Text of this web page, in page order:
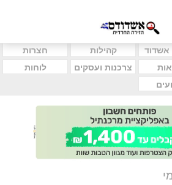
אשדוד קהילות
חצרות
צרכנות ועסקים
לוחות